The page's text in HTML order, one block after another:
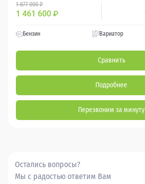
1 877 000 ₽
1 461 600 ₽
Бензин Вариатор
Сравнить
Подробнее
Перезвоним за минуту
Остались вопросы?
Мы с радостью ответим Вам